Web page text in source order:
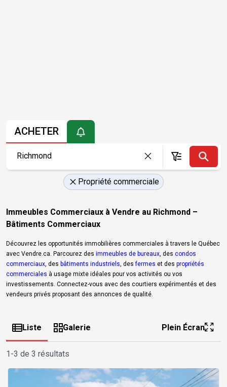
ACHETER
Propriété commerciale
Immeubles Commerciaux à Vendre au Richmond –
Bâtiments Commerciaux
Découvrez les opportunités immobilières commerciales à travers le Québec
avec Vendre.ca. Parcourez des immeubles de bureaux , des condos
commerciaux , des bâtiments industriels , desfermes et des propriétés
commerciales à usage mixte idéales pour vos activités ou vos
investissements. Connectez-vous avec des courtiers expérimentés et des
vendeurs privés proposant des annonces de qualité.
Liste Galerie Plein Écran
1-3 de 3 résultats